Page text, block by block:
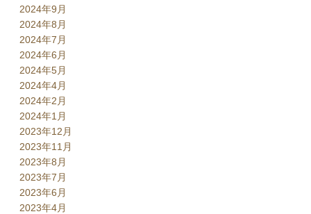
2024年9月
2024年8月
2024年7月
2024年6月
2024年5月
2024年4月
2024年2月
2024年1月
2023年12月
2023年11月
2023年8月
2023年7月
2023年6月
2023年4月